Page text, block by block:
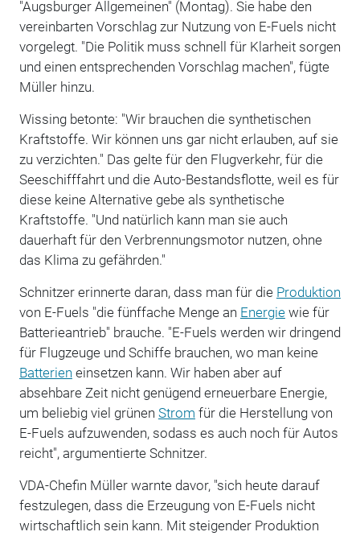
"Augsburger Allgemeinen" (Montag). Sie habe den
vereinbarten Vorschlag zur Nutzung von E-Fuels nicht
vorgelegt. "Die Politik muss schnell für Klarheit sorgen
und einen entsprechenden Vorschlag machen", fügte
Müller hinzu.
Wissing betonte: "Wir brauchen die synthetischen
Kraftstoffe. Wir können uns gar nicht erlauben, auf sie
zu verzichten." Das gelte für den Flugverkehr, für die
Seeschifffahrt und die Auto-Bestandsflotte, weil es für
diese keine Alternative gebe als synthetische
Kraftstoffe. "Und natürlich kann man sie auch
dauerhaft für den Verbrennungsmotor nutzen, ohne
das Klima zu gefährden."
Schnitzer erinnerte daran, dass man für die Produktion
von E-Fuels "die fünffache Menge an Energiewie für
Batterieantrieb" brauche. "E-Fuels werden wir dringend
für Flugzeuge und Schiffe brauchen, wo man keine
Batterien einsetzen kann. Wir haben aber auf
absehbare Zeit nicht genügend erneuerbare Energie,
um beliebig viel grünen Strom für die Herstellung von
E-Fuels aufzuwenden, sodass es auch noch für Autos
reicht", argumentierte Schnitzer.
VDA-Chefin Müller warnte davor, "sich heute darauf
festzulegen, dass die Erzeugung von E-Fuels nicht
wirtschaftlich sein kann. Mit steigender Produktion